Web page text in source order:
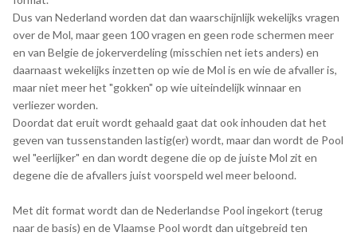
Dus van Nederland worden dat dan waarschijnlijk wekelijks vragen
over de Mol, maar geen 100 vragen en geen rode schermen meer
en van Belgie de jokerverdeling (misschien net iets anders) en
daarnaast wekelijks inzetten op wie de Mol is en wie de afvaller is,
maar niet meer het "gokken" op wie uiteindelijk winnaar en
verliezer worden.
Doordat dat eruit wordt gehaald gaat dat ook inhouden dat het
geven van tussenstanden lastig(er) wordt, maar dan wordt de Pool
wel "eerlijker" en dan wordt degene die op de juiste Mol zit en
degene die de afvallers juist voorspeld wel meer beloond.
Met dit format wordt dan de Nederlandse Pool ingekort (terug
naar de basis) en de Vlaamse Pool wordt dan uitgebreid ten